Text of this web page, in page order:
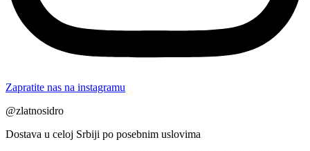
Zapratite nas na instagramu
@zlatnosidro
Dostava u celoj Srbiji po posebnim uslovima